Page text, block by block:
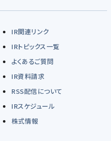
IR関連リンク
IRトピックス一覧
よくあるご質問
IR資料請求
RSS配信について
IRスケジュール
株式情報